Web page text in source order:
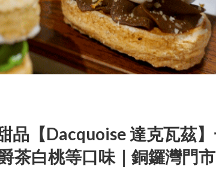
品【Dacquoise 達克瓦茲
茶白桃等口味｜銅鑼灣門